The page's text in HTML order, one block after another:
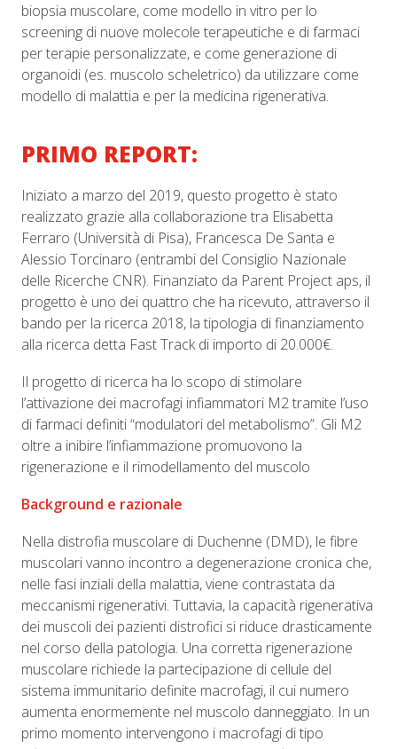
biopsia muscolare, come modello in vitro per lo
screening di nuove molecole terapeutiche e di farmaci
per terapie personalizzate, e come generazione di
organoidi (es. muscolo scheletrico) da utilizzare come
modello di malattia e per la medicina rigenerativa.
PRIMO REPORT:
Iniziato a marzo del 2019, questo progetto è stato
realizzato grazie alla collaborazione tra Elisabetta
Ferraro (Università di Pisa), Francesca De Santa e
Alessio Torcinaro (entrambi del Consiglio Nazionale
delle Ricerche CNR). Finanziato da Parent Project aps, il
progetto è uno dei quattro che ha ricevuto, attraverso il
bando per la ricerca 2018, la tipologia di finanziamento
alla ricerca detta Fast Track di importo di 20.000€.
Il progetto di ricerca ha lo scopo di stimolare
l’attivazione dei macrofagi infiammatori M2 tramite l’uso
di farmaci definiti “modulatori del metabolismo”. Gli M2
oltre a inibire l’infiammazione promuovono la
rigenerazione e il rimodellamento del muscolo
Background e razionale
Nella distrofia muscolare di Duchenne (DMD), le fibre
muscolari vanno incontro a degenerazione cronica che,
nelle fasi inziali della malattia, viene contrastata da
meccanismi rigenerativi. Tuttavia, la capacità rigenerativa
dei muscoli dei pazienti distrofici si riduce drasticamente
nel corso della patologia. Una corretta rigenerazione
muscolare richiede la partecipazione di cellule del
sistema immunitario definite macrofagi, il cui numero
aumenta enormemente nel muscolo danneggiato. In un
primo momento intervengono i macrofagi di tipo